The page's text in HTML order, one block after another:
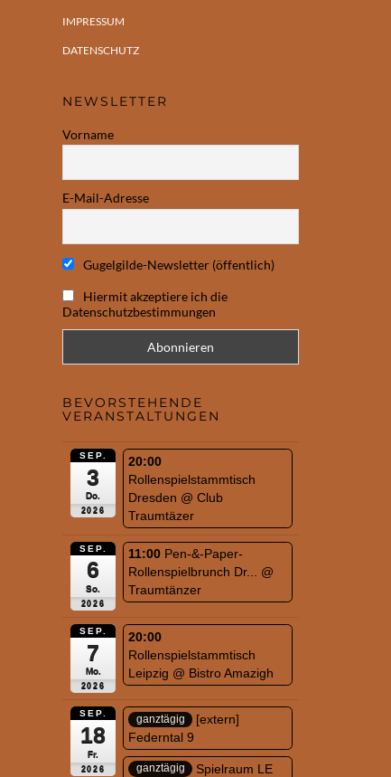
IMPRESSUM
DATENSCHUTZ
NEWSLETTER
Vorname
E-Mail-Adresse
Gugelgilde-Newsletter (öffentlich)
Hiermit akzeptiere ich die
Datenschutzbestimmungen
BEVORSTEHENDE
VERANSTALTUNGEN
SEP.
3
Do.
2026
20:00
Rollenspielstammtisch
Dresden @ Club
Traumtäzer
SEP.
6
So.
2026
11:00 Pen-&-Paper-
Rollenspielbrunch Dr... @
Traumtänzer
SEP.
7
Mo.
2026
20:00
Rollenspielstammtisch
Leipzig @ Bistro Amazigh
SEP.
18
Fr.
2026
ganztägig
[extern]
Federntal 9
ganztägig
Spielraum LE